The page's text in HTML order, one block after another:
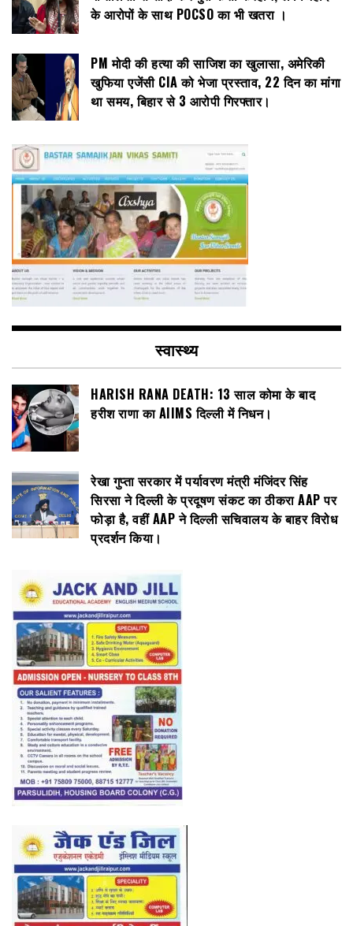
के आरोपों के साथ POCSO का भी खतरा ।
PM मोदी की हत्या की साजिश का खुलासा, अमेरिकी
खुफिया एजेंसी CIA को भेजा प्रस्ताव, 22 दिन का मांगा
था समय, बिहार से 3 आरोपी गिरफ्तार।
स्वास्थ्य
HARISH RANA DEATH: 13 साल कोमा के बाद
हरीश राणा का AIIMS दिल्ली में निधन।
रेखा गुप्ता सरकार में पर्यावरण मंत्री मंजिंदर सिंह
सिरसा ने दिल्ली के प्रदूषण संकट का ठीकरा AAP पर
फोड़ा है, वहीं AAP ने दिल्ली सचिवालय के बाहर विरोध
प्रदर्शन किया।